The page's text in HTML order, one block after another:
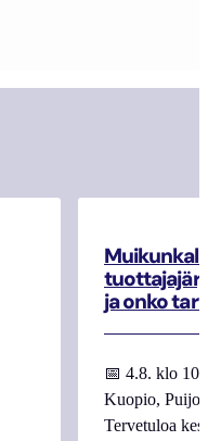
ja onko
📅 4.8. klo
Kuopio,
Tervetuloa